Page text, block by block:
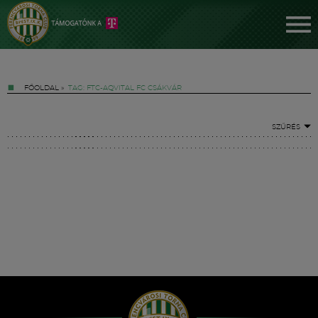
FŐOLDAL » TAG: FTC-AQVITAL FC CSÁKVÁR
SZŰRÉS
Hírek